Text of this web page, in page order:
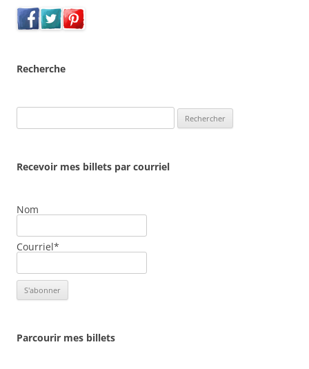
Recherche
Recevoir mes billets par courriel
Nom
Courriel*
Parcourir mes billets